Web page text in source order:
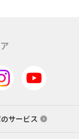
サービス